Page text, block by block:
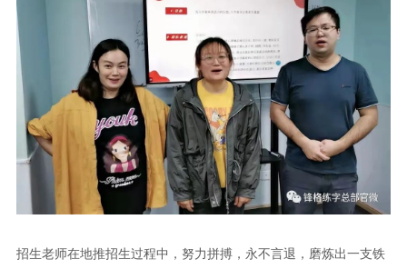
招生老师在地推招生过程中，努力拼搏，永不言退，磨炼出一支铁